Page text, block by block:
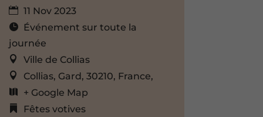
11 Nov 2023
Événement sur toute la
journée
Ville de Collias
Collias, Gard, 30210, France,
+ Google Map
Fêtes votives